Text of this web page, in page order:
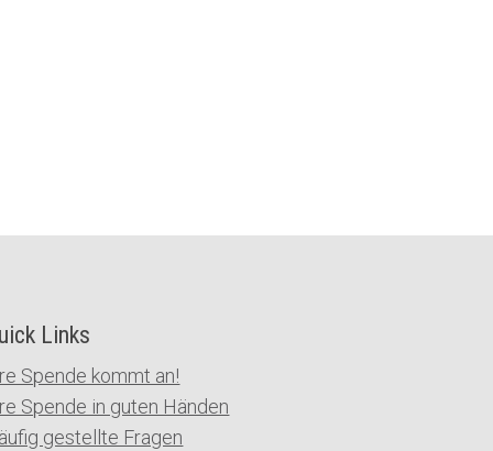
Links
Spende kommt an!
Spende in guten Händen
gestellte Fragen